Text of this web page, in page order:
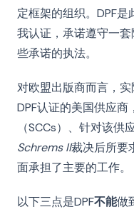
定框架的组织。DPF
我认证，承诺遵守一
些承诺的执法。
对欧盟出版商而言，
DPF认证的美国供应
（SCCs）、针对该
Schrems II裁决后所要
面承担了主要的工作。
以下三点是DPF不能做